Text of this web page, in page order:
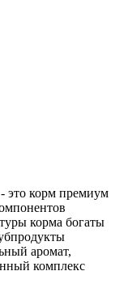
это корм премиум
корма богаты
аромат,
комплекс